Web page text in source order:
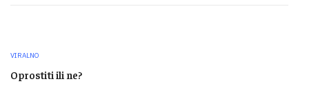
VIRALNO
Oprostiti ili ne?